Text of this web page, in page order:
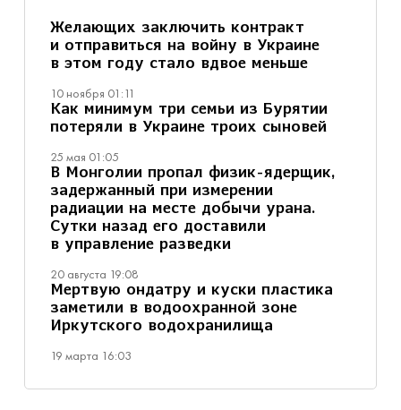
Желающих заключить контракт
и отправиться на войну в Украине
в этом году стало вдвое меньше
10 ноября 01:11
Как минимум три семьи из Бурятии
потеряли в Украине троих сыновей
25 мая 01:05
В Монголии пропал физик-ядерщик,
задержанный при измерении
радиации на месте добычи урана.
Сутки назад его доставили
в управление разведки
20 августа 19:08
Мертвую ондатру и куски пластика
заметили в водоохранной зоне
Иркутского водохранилища
19 марта 16:03